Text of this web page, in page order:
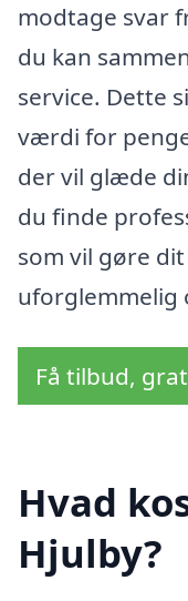
modtage svar
du kan
service. Dette
værdi for
der vil glæde
du finde
som vil gøre
uforglemmelig
Få tilbud,
Hvad
Hjulby?